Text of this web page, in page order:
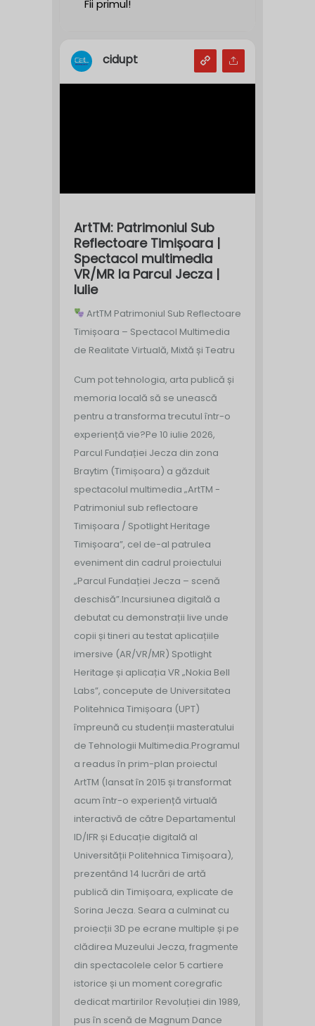
Fii primul!
cidupt
ArtTM: Patrimoniul Sub
Reflectoare Timișoara |
Spectacol multimedia
VR/MR la Parcul Jecza |
Iulie
ArtTM Patrimoniul Sub Reflectoare
Timișoara – Spectacol Multimedia
de Realitate Virtuală, Mixtă și Teatru
Cum pot tehnologia, arta publică și
memoria locală să se unească
pentru a transforma trecutul într-o
experiență vie?Pe 10 iulie 2026,
Parcul Fundației Jecza din zona
Braytim (Timișoara) a găzduit
spectacolul multimedia „ArtTM -
Patrimoniul sub reflectoare
Timișoara / Spotlight Heritage
Timișoara”, cel de-al patrulea
eveniment din cadrul proiectului
„Parcul Fundației Jecza – scenă
deschisă”.Incursiunea digitală a
debutat cu demonstrații live unde
copii și tineri au testat aplicațiile
imersive (AR/VR/MR) Spotlight
Heritage și aplicația VR „Nokia Bell
Labs”, concepute de Universitatea
Politehnica Timișoara (UPT)
împreună cu studenții masteratului
de Tehnologii Multimedia.Programul
a readus în prim-plan proiectul
ArtTM (lansat în 2015 și transformat
acum într-o experiență virtuală
interactivă de către Departamentul
ID/IFR și Educație digitală al
Universității Politehnica Timișoara),
prezentând 14 lucrări de artă
publică din Timișoara, explicate de
Sorina Jecza. Seara a culminat cu
proiecții 3D pe ecrane multiple și pe
clădirea Muzeului Jecza, fragmente
din spectacolele celor 5 cartiere
istorice și un moment coregrafic
dedicat martirilor Revoluției din 1989,
pus în scenă de Magnum Dance